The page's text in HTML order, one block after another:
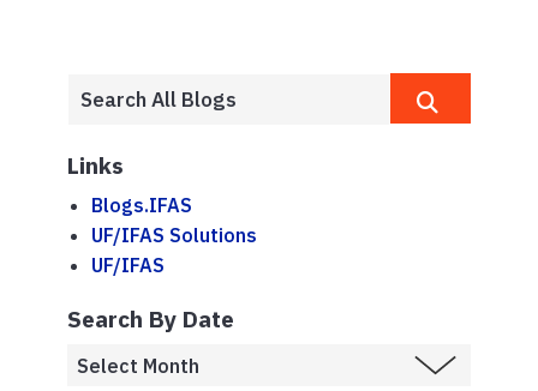
Links
Blogs.IFAS
UF/IFAS Solutions
UF/IFAS
Search By Date